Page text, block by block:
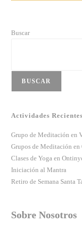
Yoga
Buscar
BUSCAR
Actividades Recientes
Grupo de Meditación en
Grupos de Meditación
Clases de Yoga en
Iniciación al Mantra
Retiro de Semana Santa
Sobre Nosotros